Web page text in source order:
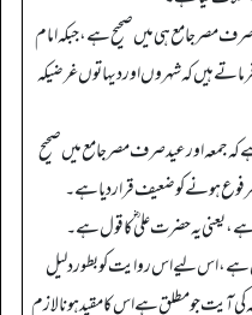
صرف مصر جامع ہی میں صحیح ہے، جبکہ امام
ہیں کہ شہروں اور دیہاتوں غرضیکہ
کہ جمعہ اور عید صرف مصر جامع میں صحیح
ہونے کو ضعیف قرار دیا ہے۔
یعنی یہ حضرت علی ؓ کا قول ہے۔
ہے، اس لیے اس روایت کو بطور دلیل
آیت جو مطلق ہے اس کا مقید ہونا لازم